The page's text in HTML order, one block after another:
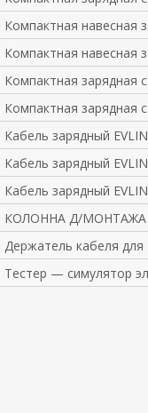
Компактная навесная
Компактная навесная
Компактная зарядная
Компактная зарядная
Кабель зарядный
Кабель зарядный
Кабель зарядный
КОЛОННА Д/МОНТАЖА
Держатель кабеля для
Тестер — симулятор